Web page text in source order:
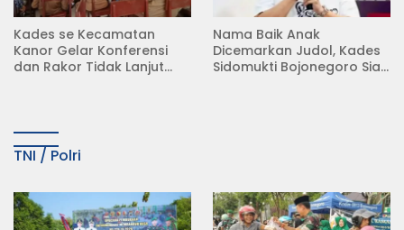
Kades se Kecamatan
Kanor Gelar Konferensi
dan Rakor Tidak Lanjut
Nama Baik Anak
Dicemarkan Judol, Kades
Sidomukti Bojonegoro Siap
TNI / Polri